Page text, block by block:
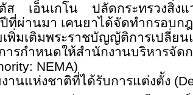
ส เอ็นเกโน ปลัดกระทรวงสิ่งแ
ปีที่ผ่านมา เคนยาได้จัดทำกรอบก
เพิ่มเติมพระราชบัญญัติการเป
กำหนดให้สำนักงานบริหารจั
NEMA)
านแห่งชาติที่ได้รับการแต่งตั้ง (